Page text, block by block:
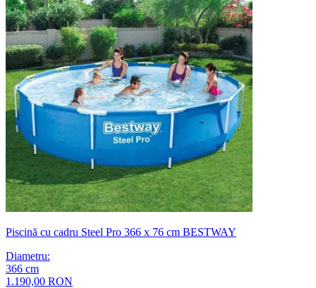
Piscină cu cadru Steel Pro 366 x 76 cm BESTWAY
Diametru:
366 cm
1.190,00 RON